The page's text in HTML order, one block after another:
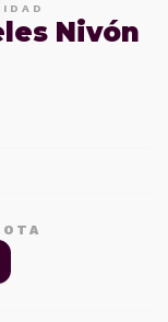
Nivón